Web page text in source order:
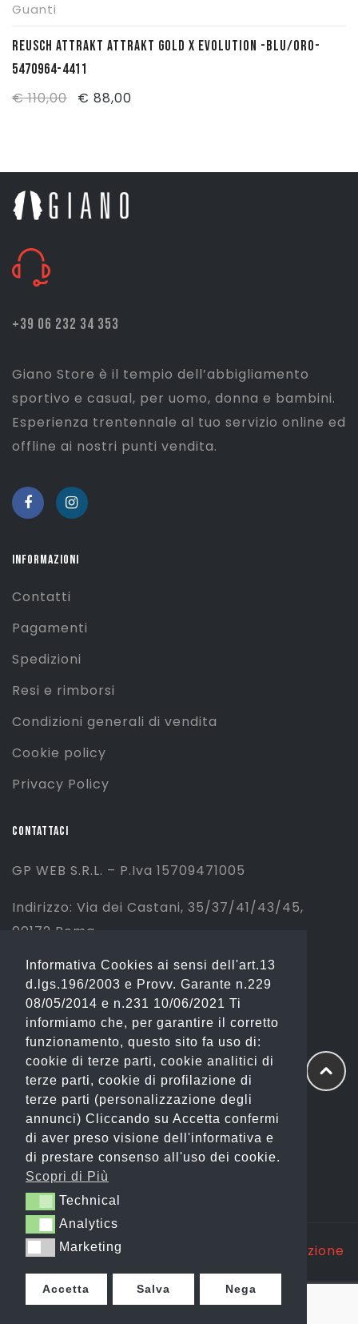
Guanti
REUSCH ATTRAKT ATTRAKT GOLD X EVOLUTION -BLU/ORO-
5470964-4411
€110,00
Il
era:
€ 110,00.
€ 88,00
è:
+39 06 232 34 353
Giano Store è il tempio dell’abbigliamento
sportivo e casual, per uomo, donna e bambini.
Esperienza trentennale al tuo servizio online ed
offline ai nostri punti vendita.
INFORMAZIONI
Contatti
Pagamenti
Spedizioni
Resi e rimborsi
Condizioni generali di vendita
Cookie policy
Privacy Policy
CONTATTACI
GP WEB S.R.L. – P.Iva 15709471005
Indirizzo: Via dei Castani, 35/37/41/43/45,
00172 Roma
Tel: 06 2310844 (Sport) – 06 23234353
(Fashion)
Email: info@gianostore.com
ORARI
Dal Lunedì al Venerdì 09:00-20:00.
Sabato 09:00-13:00 e 16:00-20:00.
Domenica Chiuso
Copyright @ 2025 GP WEB S.R.L. |
Realizzazione
Siti Web Itala
Informativa Cookies ai sensi dell'art.13
d.lgs.196/2003 e Provv. Garante n.229
08/05/2014 e n.231 10/06/2021 Ti
informiamo che, per garantire il corretto
funzionamento, questo sito fa uso di:
cookie di terze parti, cookie analitici di
terze parti, cookie di profilazione di
terze parti (personalizzazione degli
annunci) Cliccando su Accetta confermi
di aver preso visione dell'informativa e
di prestare consenso all'uso dei cookie.
Scopri di Più
TechnicalTechnical
AnalyticsAnalytics
MarketingMarketing
Accetta Salva Nega